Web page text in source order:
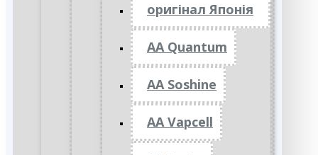
оригінал Японія
AA Quantum
AA Soshine
AA Vapcell